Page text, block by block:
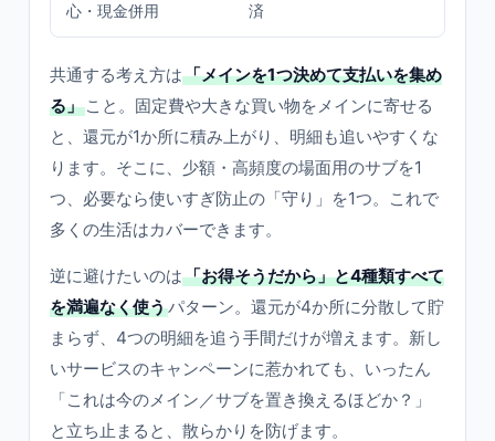
心・現金併用
済
共通する考え方は「メインを1つ決めて支払いを集め
る」 こと。固定費や大きな買い物をメインに寄せる
と、還元が1か所に積み上がり、明細も追いやすくな
ります。そこに、少額・高頻度の場面用のサブを1
つ、必要なら使いすぎ防止の「守り」を1つ。これで
多くの生活はカバーできます。
逆に避けたいのは「お得そうだから」と4種類すべて
を満遍なく使うパターン。還元が4か所に分散して貯
まらず、4つの明細を追う手間だけが増えます。新し
いサービスのキャンペーンに惹かれても、いったん
「これは今のメイン／サブを置き換えるほどか？」
と立ち止まると、散らかりを防げます。